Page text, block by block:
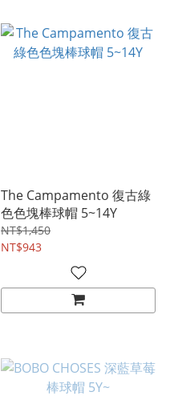
The Campamento 復古綠
色色塊棒球帽 5~14Y
NT$1,450
NT$943